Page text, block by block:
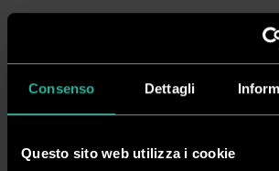
Consenso Dettagli
Questo sito web utilizza i cookie
Richiedi Informazioni
Crea ora il tuo account